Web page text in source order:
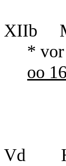
XIIb
* vor
oo
Vd